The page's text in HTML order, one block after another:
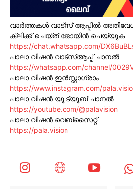
വാർത്തകൾ വാട്സ് ആപ്പിൽ
ക്ലിക്ക് ചെയ്ത് ജോയിൻ ചെയ്യുക
https://chat.whatsapp.com/
പാലാ വിഷൻ വാട്സ്ആപ്പ് ചാനൽ
https://whatsapp.com/channel/
പാലാ വിഷൻ ഇൻസ്റ്റാഗ്രാം
https://www.instagram.com/
പാലാ വിഷൻ യൂ ട്യൂബ് ചാനൽ
https://youtube.com/@palavision
പാലാ വിഷൻ വെബ്സൈറ്റ്
https://pala.vision